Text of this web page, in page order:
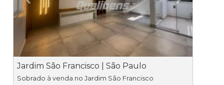
Previous
Jardim São Francisco | São Paulo
Sobrado à venda no Jardim São Francisco